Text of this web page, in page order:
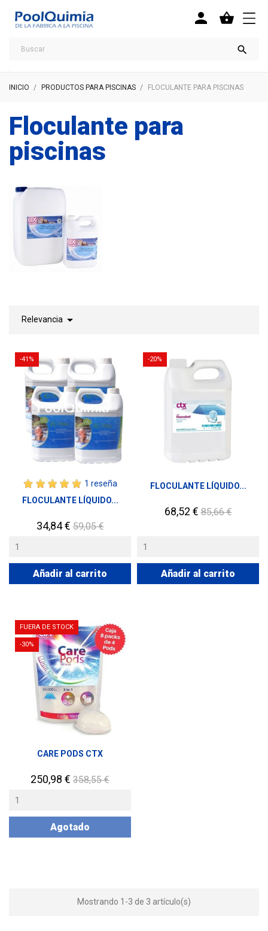



INICIO PRODUCTOS PARA PISCINAS FLOCULANTE PARA PISCINAS
Floculante para
piscinas
Relevancia 
1 reseña
FLOCULANTE LÍQUIDO...
Precio
34,84 €Precio
59,05 €
Añadir al carrito
-41%
FLOCULANTE LÍQUIDO...
Precio
68,52 €Precio
85,66 €
Añadir al carrito
-20%
CARE PODS CTX
Precio
250,98 € Precio
358,55 €
Agotado
FUERA DE STOCK
-30%
Mostrando 1-3 de 3 artículo(s)